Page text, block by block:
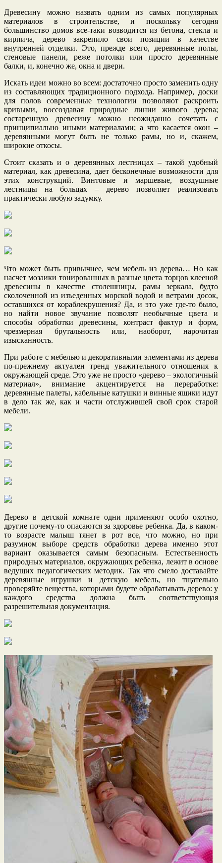
Древесину можно назвать одним из самых популярных
материалов в строительстве, и поскольку сегодня
большинство домов все-таки возводится из бетона, стекла и
кирпича, дерево закрепило свои позиции в качестве
внутренней отделки. Это, прежде всего, деревянные полы,
стеновые панели, реже потолки или просто деревянные
балки, и, конечно же, окна и двери.
Искать идеи можно во всем: достаточно просто заменить одну
из составляющих традиционного подхода. Например, доски
для полов современные технологии позволяют раскроить
кривыми, воссоздавая природные линии живого дерева;
состаренную древесину можно неожиданно сочетать с
принципиально иными материалами; а что касается окон –
деревянными могут быть не только рамы, но и, скажем,
широкие откосы.
Стоит сказать и о деревянных лестницах – такой удобный
материал, как древесина, дает бесконечные возможности для
этих конструкций. Винтовые и маршевые, воздушные
лестницы на больцах – дерево позволяет реализовать
практически любую задумку.
Что может быть привычнее, чем мебель из дерева… Но как
насчет мозаики тонированных в разные цвета торцов клееной
древесины в качестве столешницы, рамы зеркала, будто
сколоченной из изъеденных морской водой и ветрами досок,
оставшихся от кораблекрушения? Да, и это уже где-то было,
но найти новое звучание позволят необычные цвета и
способы обработки древесины, контраст фактур и форм,
чрезмерная брутальность или, наоборот, нарочитая
изысканность.
При работе с мебелью и декоративными элементами из дерева
по-прежнему актуален тренд уважительного отношения к
окружающей среде. Это уже не просто «дерево – экологичный
материал», внимание акцентируется на переработке:
деревянные палеты, кабельные катушки и винные ящики идут
в дело так же, как и части отслужившей свой срок старой
мебели.
Дерево в детской комнате одни применяют особо охотно,
другие почему-то опасаются за здоровье ребенка. Да, в каком-
то возрасте малыш тянет в рот все, что можно, но при
разумном выборе средств обработки дерева именно этот
вариант оказывается самым безопасным. Естественность
природных материалов, окружающих ребенка, лежит в основе
ведущих педагогических методик. Так что смело доставайте
деревянные игрушки и детскую мебель, но тщательно
проверяйте вещества, которыми будете обрабатывать дерево: у
каждого средства должна быть соответствующая
разрешительная документация.